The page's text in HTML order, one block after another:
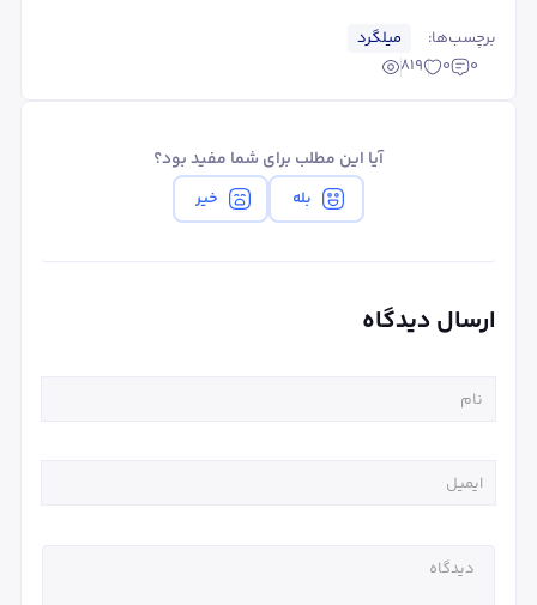
برچسب‌ها:
میلگرد
0
0
819
آیا این مطلب برای شما مفید بود؟
بله خیر
ارسال دیدگاه